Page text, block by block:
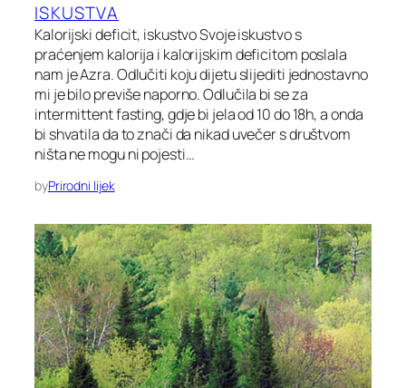
ISKUSTVA
Kalorijski deficit, iskustvo Svoje iskustvo s
praćenjem kalorija i kalorijskim deficitom poslala
nam je Azra. Odlučiti koju dijetu slijediti jednostavno
mi je bilo previše naporno. Odlučila bi se za
intermittent fasting, gdje bi jela od 10 do 18h, a onda
bi shvatila da to znači da nikad uvečer s društvom
ništa ne mogu ni pojesti…
byPrirodni lijek